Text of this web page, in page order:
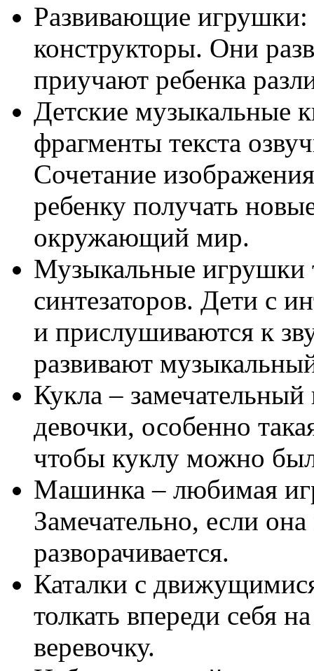
Развивающие
конструкторы. Они
приучают ребенка
Детские музыкальные
фрагменты текста
Сочетание
ребенку получать
окружающий мир.
Музыкальные игрушки
синтезаторов. Дети с
и прислушиваются к
развивают
Кукла –
девочки, особенно
чтобы куклу можно
Машинка – любимая
Замечательно, если
разворачивается.
Каталки с
толкать впереди себя
веревочку.